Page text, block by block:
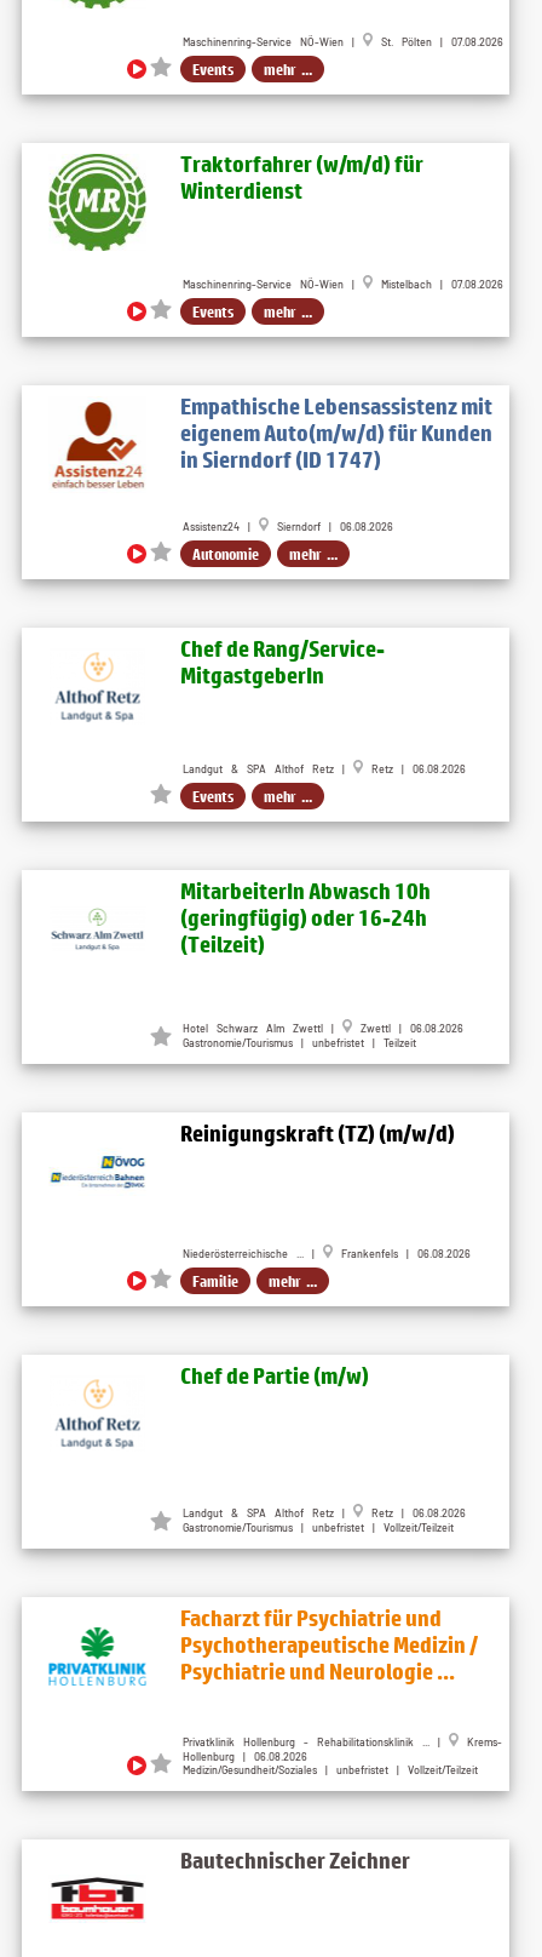
Maschinenring-Service NÖ-Wien | St. Pölten | 07.08.2026
Events mehr ...
Traktorfahrer (w​/m​/d) für
Winterdienst
Maschinenring-Service NÖ-Wien | Mistelbach | 07.08.2026
Events mehr ...
Empathische Lebensassistenz mit
eigenem Auto(m/w/d) für Kunden
in Sierndorf (ID 1747)
Assistenz24 | Sierndorf | 06.08.2026
Autonomie mehr ...
Chef de Rang/Service-
MitgastgeberIn
Landgut & SPA Althof Retz | Retz | 06.08.2026
Events mehr ...
MitarbeiterIn Abwasch 10h
(geringfügig) oder 16-24h
(Teilzeit)
Hotel Schwarz Alm Zwettl Zwettl
| 06.08.2026
Gastronomie/Tourismus | unbefristet | Teilzeit
Reinigungskraft (TZ) (m/w/d)
Niederösterreichische ... | Frankenfels | 06.08.2026
Familie mehr ...
Chef de Partie (m/w)
Landgut & SPA Althof Retz Retz
| 06.08.2026
Gastronomie/Tourismus | unbefristet | Vollzeit/Teilzeit
Facharzt für Psychiatrie und
Psychotherapeutische Medizin /
Psychiatrie und Neurologie ...
Privatklinik Hollenburg - Rehabilitationsklinik ...
Krems-
Hollenburg | 06.08.2026
Medizin/Gesundheit/Soziales | unbefristet | Vollzeit/Teilzeit
Bautechnischer Zeichner